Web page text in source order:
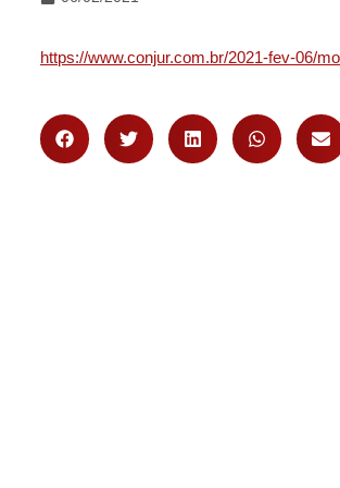
https://www.conjur.com.br/2021-fev-06/